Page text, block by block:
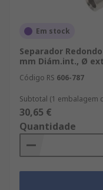
Em stock
Separador
mm Diám.int., Ø
Código RS 606-787
Subtotal (1 embalagem
30,65 €
Quantidade